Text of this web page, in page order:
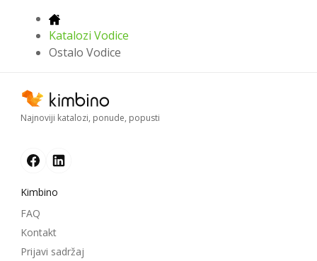
Katalozi Vodice
Ostalo Vodice
Najnoviji katalozi, ponude, popusti
Kimbino
FAQ
Kontakt
Prijavi sadržaj